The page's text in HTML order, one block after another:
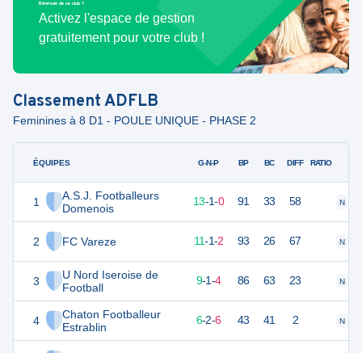
Bénévole de ce club ?
Activez l'espace de gestion
gratuitement pour votre club !
ClassementADFLB
Feminines à 8 D1 - POULE UNIQUE - PHASE 2
ÉQUIPES
1
A.S.J. Footballeurs
Domenois
2 FC Vareze
3
U Nord Iseroise de
Football
4
Chaton Footballeur
Estrablin
G-N-P BP BC DIFF RATIO
40 13-1-0 91 33 58 N
11-1-2 93 26 67 N
28 9-1-4 86 63 23 N
20 6-2-6 43 41 2 N